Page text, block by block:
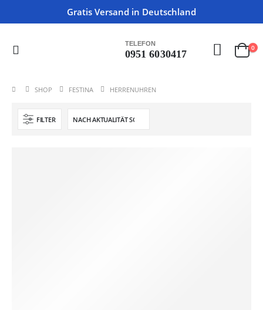
Gratis Versand in Deutschland
TELEFON
0951 6030417
0
SHOP FESTINA HERRENUHREN
FILTER